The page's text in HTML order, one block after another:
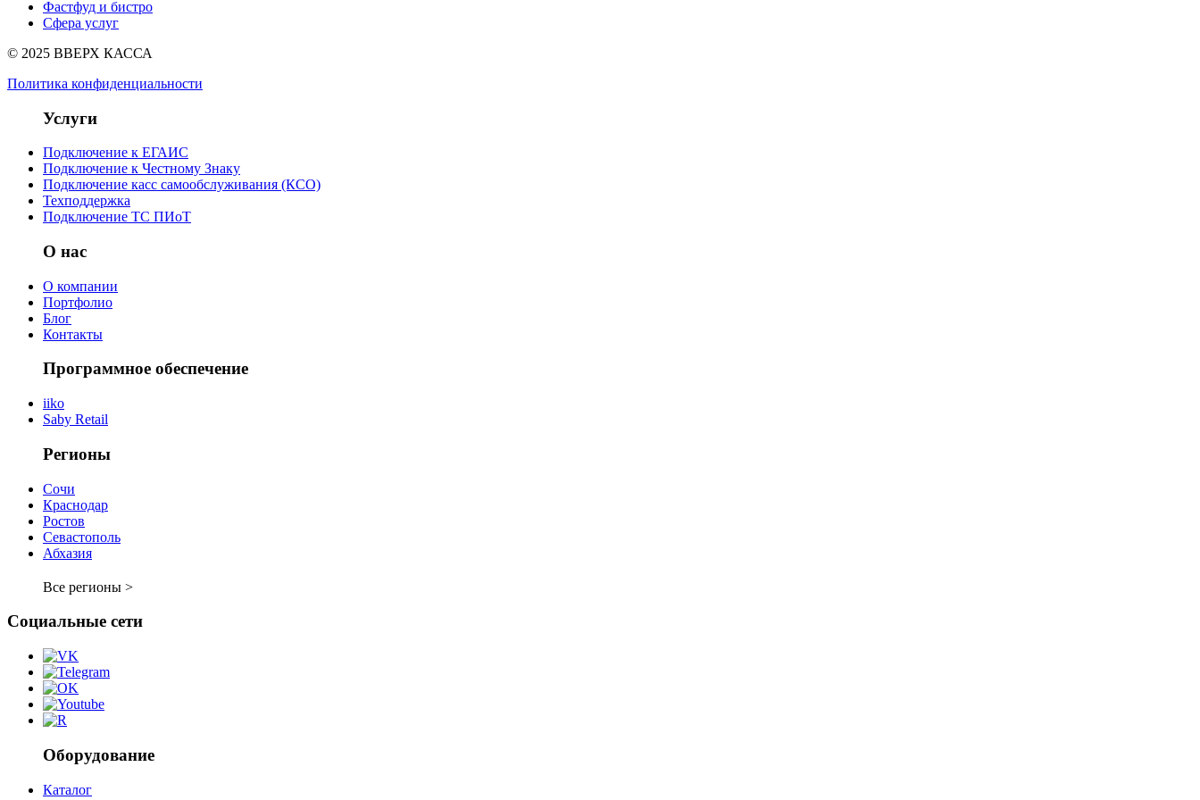
Фастфуд и бистро
Сфера услуг
© 2025 ВВЕРХ КАССА
Политика конфиденциальности
Услуги
Подключение к ЕГАИС
Подключение к Честному Знаку
Подключение касс самообслуживания (КСО)
Техподдержка
Подключение ТС ПИоТ
О нас
О компании
Портфолио
Блог
Контакты
Программное обеспечение
iiko
Saby Retail
Регионы
Сочи
Краснодар
Ростов
Севастополь
Абхазия
Все регионы >
Социальные сети
Оборудование
Каталог